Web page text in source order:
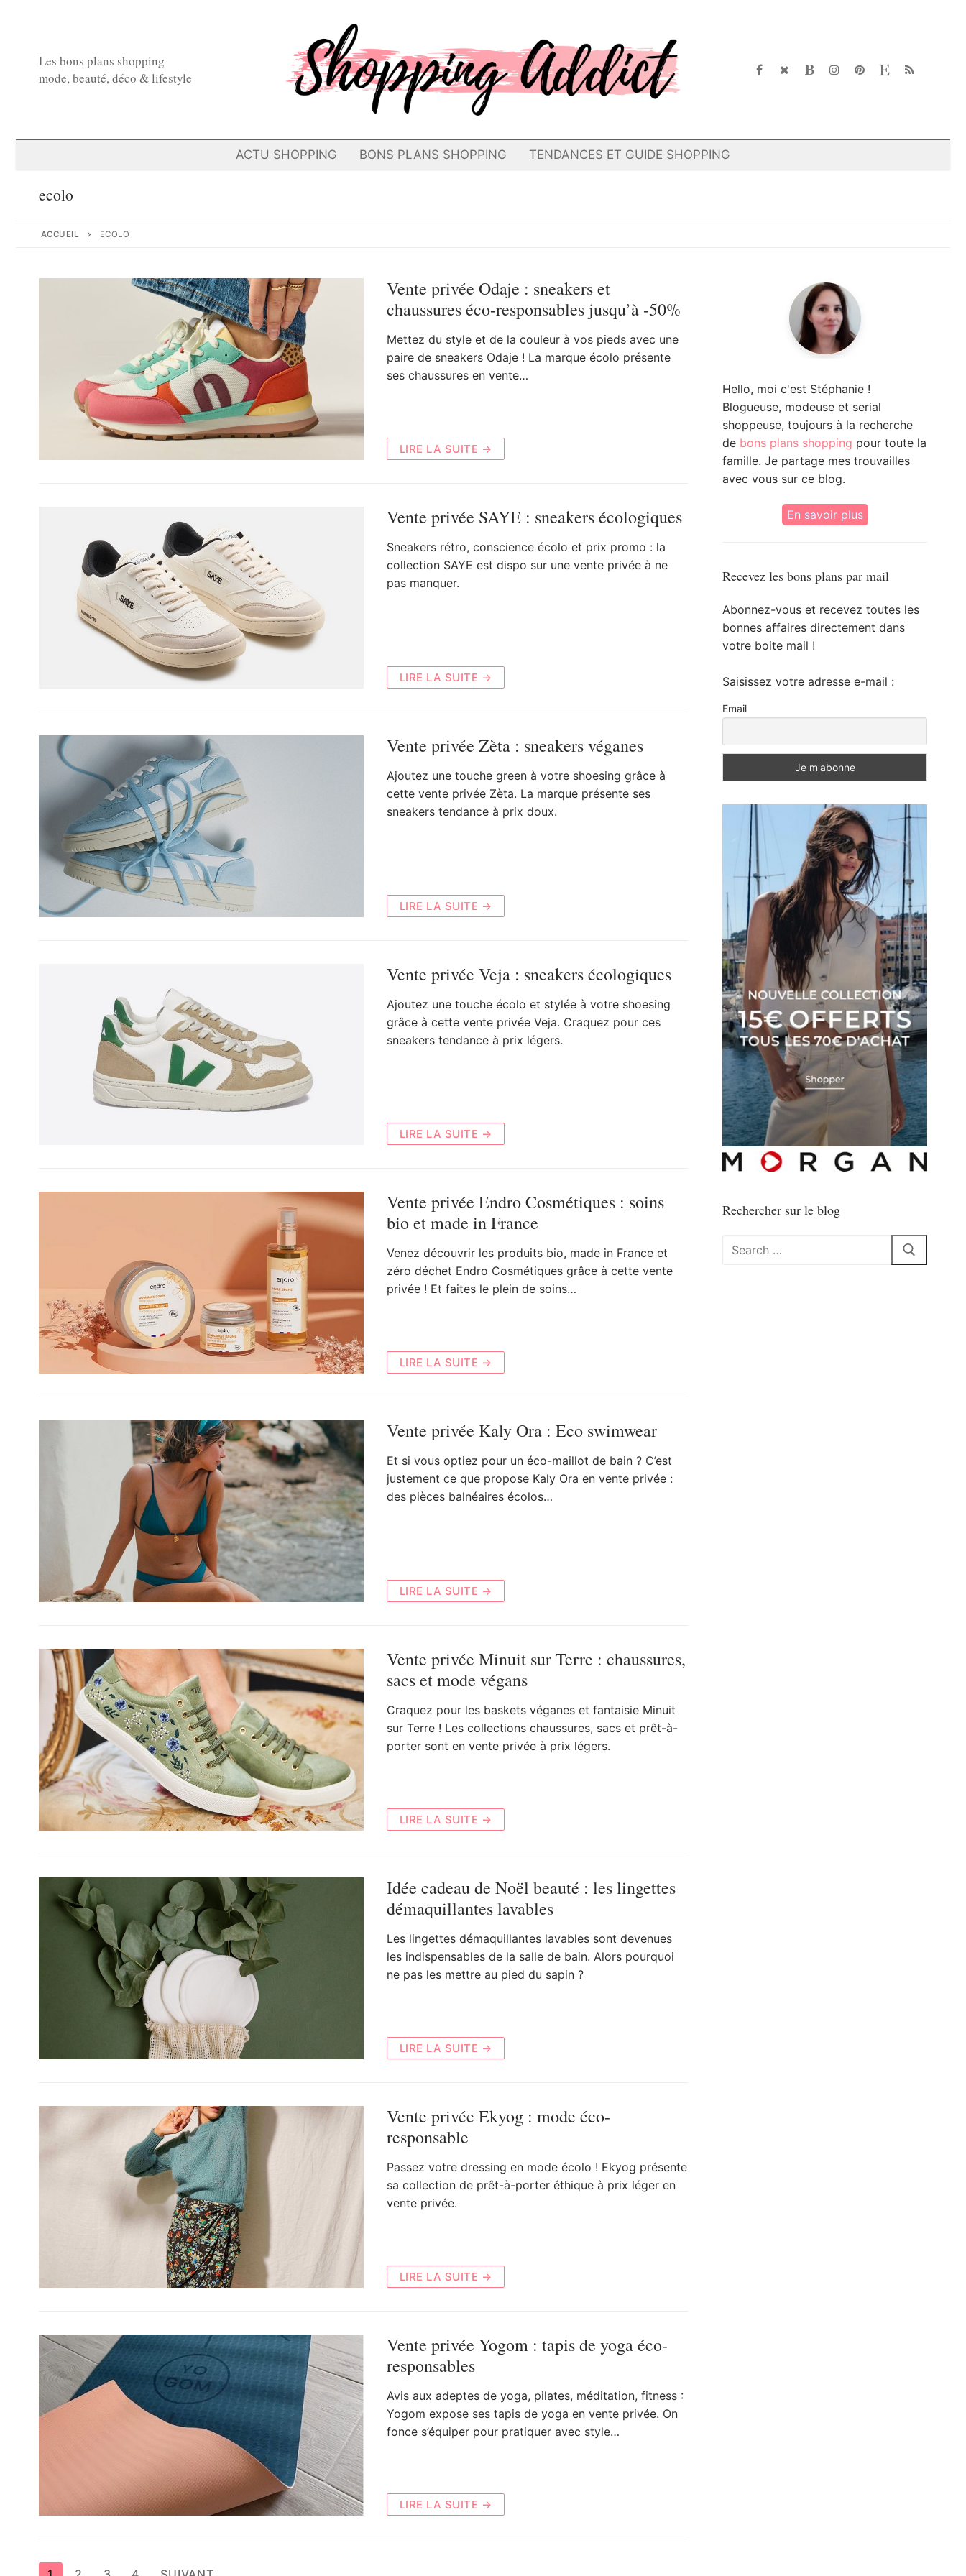
Les bons plans shopping
mode, beauté, déco & lifestyle
ACTU SHOPPING BONS PLANS SHOPPING TENDANCES ET GUIDE SHOPPING
ecolo
ACCUEIL ECOLO
Vente privée Odaje : sneakers et
chaussures éco-responsables jusqu’à -50%
Mettez du style et de la couleur à vos pieds avec une
paire de sneakers Odaje ! La marque écolo présente
ses chaussures en vente…
LIRE LA SUITE →
Vente privée SAYE : sneakers écologiques
Sneakers rétro, conscience écolo et prix promo : la
collection SAYE est dispo sur une vente privée à ne
pas manquer.
LIRE LA SUITE →
Vente privée Zèta : sneakers véganes
Ajoutez une touche green à votre shoesing grâce à
cette vente privée Zèta. La marque présente ses
sneakers tendance à prix doux.
LIRE LA SUITE →
Vente privée Veja : sneakers écologiques
Ajoutez une touche écolo et stylée à votre shoesing
grâce à cette vente privée Veja. Craquez pour ces
sneakers tendance à prix légers.
LIRE LA SUITE →
Vente privée Endro Cosmétiques : soins
bio et made in France
Venez découvrir les produits bio, made in France et
zéro déchet Endro Cosmétiques grâce à cette vente
privée ! Et faites le plein de soins…
LIRE LA SUITE →
Vente privée Kaly Ora : Eco swimwear
Et si vous optiez pour un éco-maillot de bain ? C’est
justement ce que propose Kaly Ora en vente privée :
des pièces balnéaires écolos…
LIRE LA SUITE →
Vente privée Minuit sur Terre : chaussures,
sacs et mode végans
Craquez pour les baskets véganes et fantaisie Minuit
sur Terre ! Les collections chaussures, sacs et prêt-à-
porter sont en vente privée à prix légers.
LIRE LA SUITE →
Idée cadeau de Noël beauté : les lingettes
démaquillantes lavables
Les lingettes démaquillantes lavables sont devenues
les indispensables de la salle de bain. Alors pourquoi
ne pas les mettre au pied du sapin ?
LIRE LA SUITE →
Vente privée Ekyog : mode éco-
responsable
Passez votre dressing en mode écolo ! Ekyog présente
sa collection de prêt-à-porter éthique à prix léger en
vente privée.
LIRE LA SUITE →
Vente privée Yogom : tapis de yoga éco-
responsables
Avis aux adeptes de yoga, pilates, méditation, fitness :
Yogom expose ses tapis de yoga en vente privée. On
fonce s’équiper pour pratiquer avec style…
LIRE LA SUITE →
Hello, moi c'est Stéphanie !
Blogueuse, modeuse et serial
shoppeuse, toujours à la recherche
de bons plans shopping pour toute la
famille. Je partage mes trouvailles
avec vous sur ce blog.
En savoir plus
Recevez les bons plans par mail
Abonnez-vous et recevez toutes les
bonnes affaires directement dans
votre boite mail !
Saisissez votre adresse e-mail :
Email
Rechercher sur le blog
Rechercher